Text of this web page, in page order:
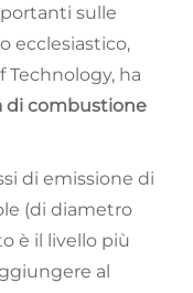
sulle
ecclesiastico,
ha
di combustione
di emissione di
(di diametro
è il livello più
al